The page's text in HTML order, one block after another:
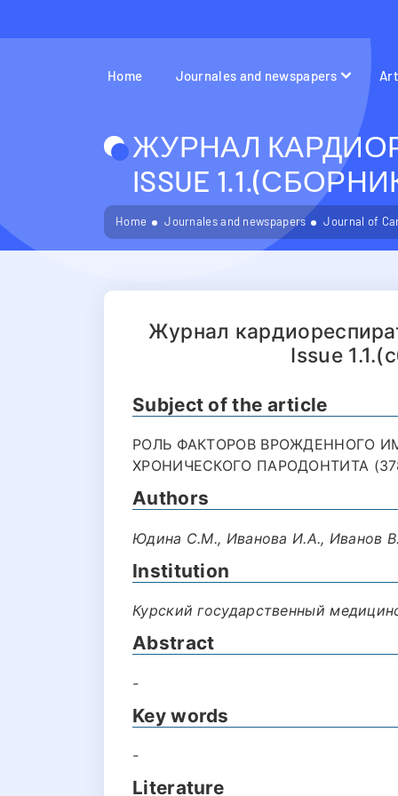
Home Journales and newspapers
ЖУРНАЛ
ISSUE
Home Journales and newspapers Journal of
Журнал
Issue
Subject of the article
РОЛЬ ФАКТОРОВ ВРОЖДЕННОГО
ХРОНИЧЕСКОГО ПАРОДОНТИТА
Authors
Юдина С.М., Иванова И.А., Иванов
Institution
Курский государственный
Abstract
-
Key words
-
Literature